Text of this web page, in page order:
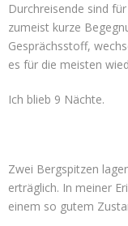
Durchreisende sind
zumeist kurze
Gesprächsstoff,
es für die meisten
Ich blieb 9 Nächte.
Zwei Bergspitzen
erträglich. In meiner
einem so gutem